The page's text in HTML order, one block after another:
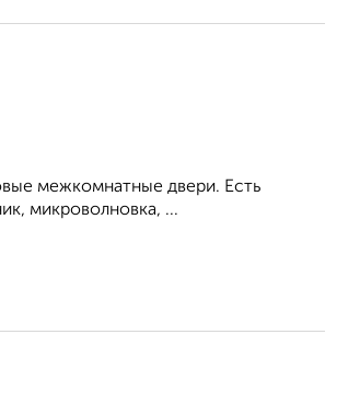
межкомнатные двери. Есть
микроволновка, ...